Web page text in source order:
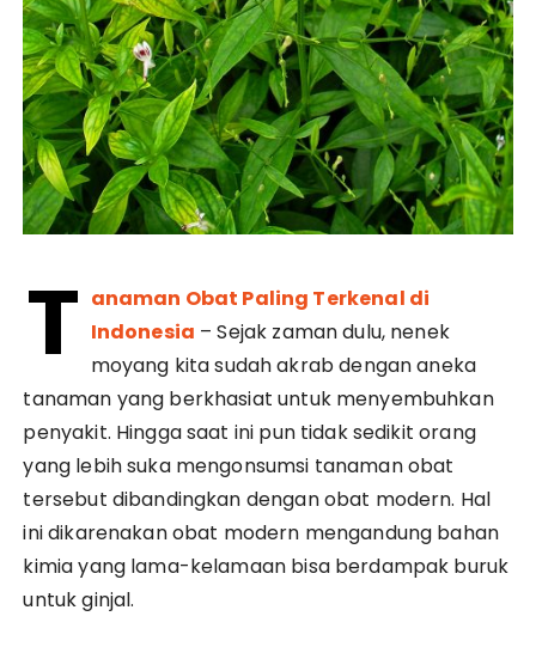
T anaman Obat Paling Terkenal di
Indonesia – Sejak zaman dulu, nenek
moyang kita sudah akrab dengan aneka
tanaman yang berkhasiat untuk menyembuhkan
penyakit. Hingga saat ini pun tidak sedikit orang
yang lebih suka mengonsumsi tanaman obat
tersebut dibandingkan dengan obat modern. Hal
ini dikarenakan obat modern mengandung bahan
kimia yang lama-kelamaan bisa berdampak buruk
untuk ginjal.